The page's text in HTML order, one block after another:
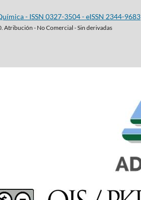
- ISSN 0327-3504 - eISSN 2344-9683
Atribución - No Comercial - Sin derivadas